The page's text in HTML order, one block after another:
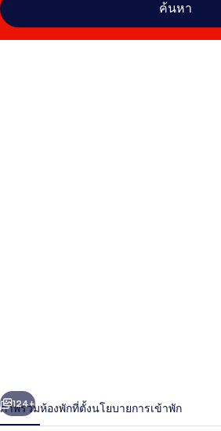
ค้นหา
ซอง
า
ถัดไป
124+
ภาพรวมห้องพักที่ตั้งนโยบายการเข้าพัก